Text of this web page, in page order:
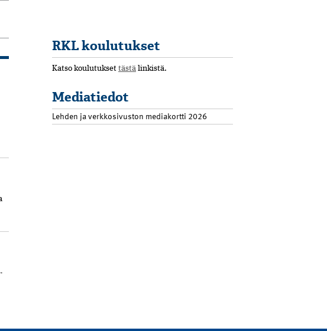
RKL koulutukset
Katso koulutukset tästä linkistä.
Mediatiedot
Lehden ja verkkosivuston mediakortti 2026